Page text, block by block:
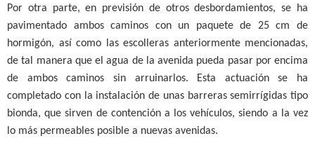
Por otra parte, en previsión de otros desbordamientos, se ha
pavimentado ambos caminos con un paquete de 25 cm de
hormigón, así como las escolleras anteriormente mencionadas,
de tal manera que el agua de la avenida pueda pasar por encima
de ambos caminos sin arruinarlos. Esta actuación se ha
completado con la instalación de unas barreras semirrígidas tipo
bionda, que sirven de contención a los vehículos, siendo a la vez
lo más permeables posible a nuevas avenidas.